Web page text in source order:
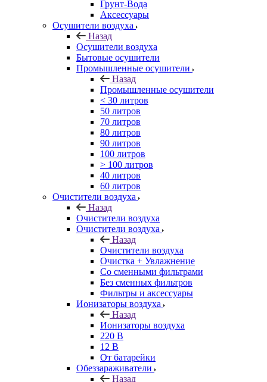
Грунт-Вода
Аксессуары
Осушители воздуха
Назад
Осушители воздуха
Бытовые осушители
Промышленные осушители
Назад
Промышленные осушители
< 30 литров
50 литров
70 литров
80 литров
90 литров
100 литров
> 100 литров
40 литров
60 литров
Очистители воздуха
Назад
Очистители воздуха
Очистители воздуха
Назад
Очистители воздуха
Очистка + Увлажнение
Cо сменными фильтрами
Без сменных фильтров
Фильтры и аксессуары
Ионизаторы воздуха
Назад
Ионизаторы воздуха
220 В
12 В
От батарейки
Обеззараживатели
Назад